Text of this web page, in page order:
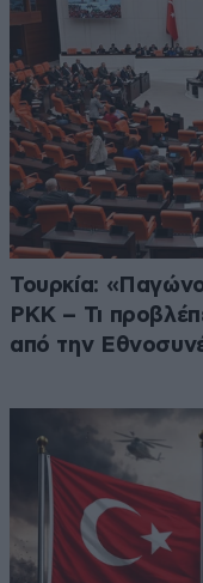
Τουρκία:
PKK – Τι
από την